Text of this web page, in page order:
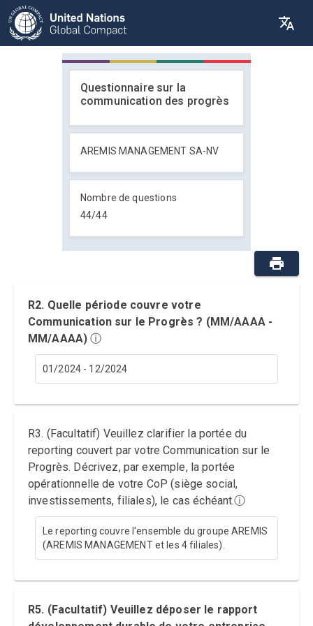
Questionnaire sur la
communication des progrès
AREMIS MANAGEMENT SA-NV
Nombre de questions
44/44
R2. Quelle période couvre votre
Communication sur le Progrès ? (MM/AAAA -
MM/AAAA)ⓘ
01/2024 - 12/2024
R3. (Facultatif) Veuillez clarifier la portée du
reporting couvert par votre Communication sur le
Progrès. Décrivez, par exemple, la portée
opérationnelle de votre CoP (siège social,
investissements, filiales), le cas échéant.ⓘ
Le reporting couvre l'ensemble du groupe AREMIS
(AREMIS MANAGEMENT et les 4 filiales).
R5. (Facultatif) Veuillez déposer le rapport